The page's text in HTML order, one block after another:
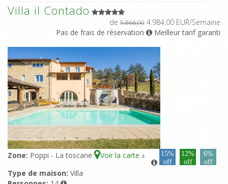
Villa il Contado
de 5.866,00 4.984,00 EUR/Semaine
Pas de frais de réservation
Meilleur tarif garanti
Zone: Poppi - La toscane Voir la carte 4
15%
off
12%
off
6%
off
Type de maison: Villa